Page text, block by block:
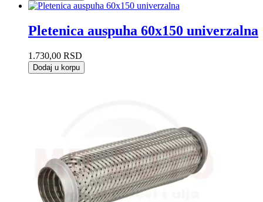
Pletenica auspuha 60x150 univerzalna
1.730,00 RSD
Dodaj u korpu